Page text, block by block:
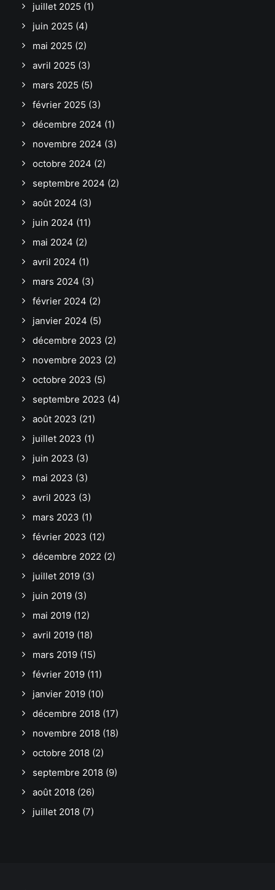
juillet 2025 (1)
juin 2025 (4)
mai 2025 (2)
avril 2025 (3)
mars 2025 (5)
février 2025 (3)
décembre 2024 (1)
novembre 2024 (3)
octobre 2024 (2)
septembre 2024 (2)
août 2024 (3)
juin 2024 (11)
mai 2024 (2)
avril 2024 (1)
mars 2024 (3)
février 2024 (2)
janvier 2024 (5)
décembre 2023 (2)
novembre 2023 (2)
octobre 2023 (5)
septembre 2023 (4)
août 2023 (21)
juillet 2023 (1)
juin 2023 (3)
mai 2023 (3)
avril 2023 (3)
mars 2023 (1)
février 2023 (12)
décembre 2022 (2)
juillet 2019 (3)
juin 2019 (3)
mai 2019 (12)
avril 2019 (18)
mars 2019 (15)
février 2019 (11)
janvier 2019 (10)
décembre 2018 (17)
novembre 2018 (18)
octobre 2018 (2)
septembre 2018 (9)
août 2018 (26)
juillet 2018 (7)